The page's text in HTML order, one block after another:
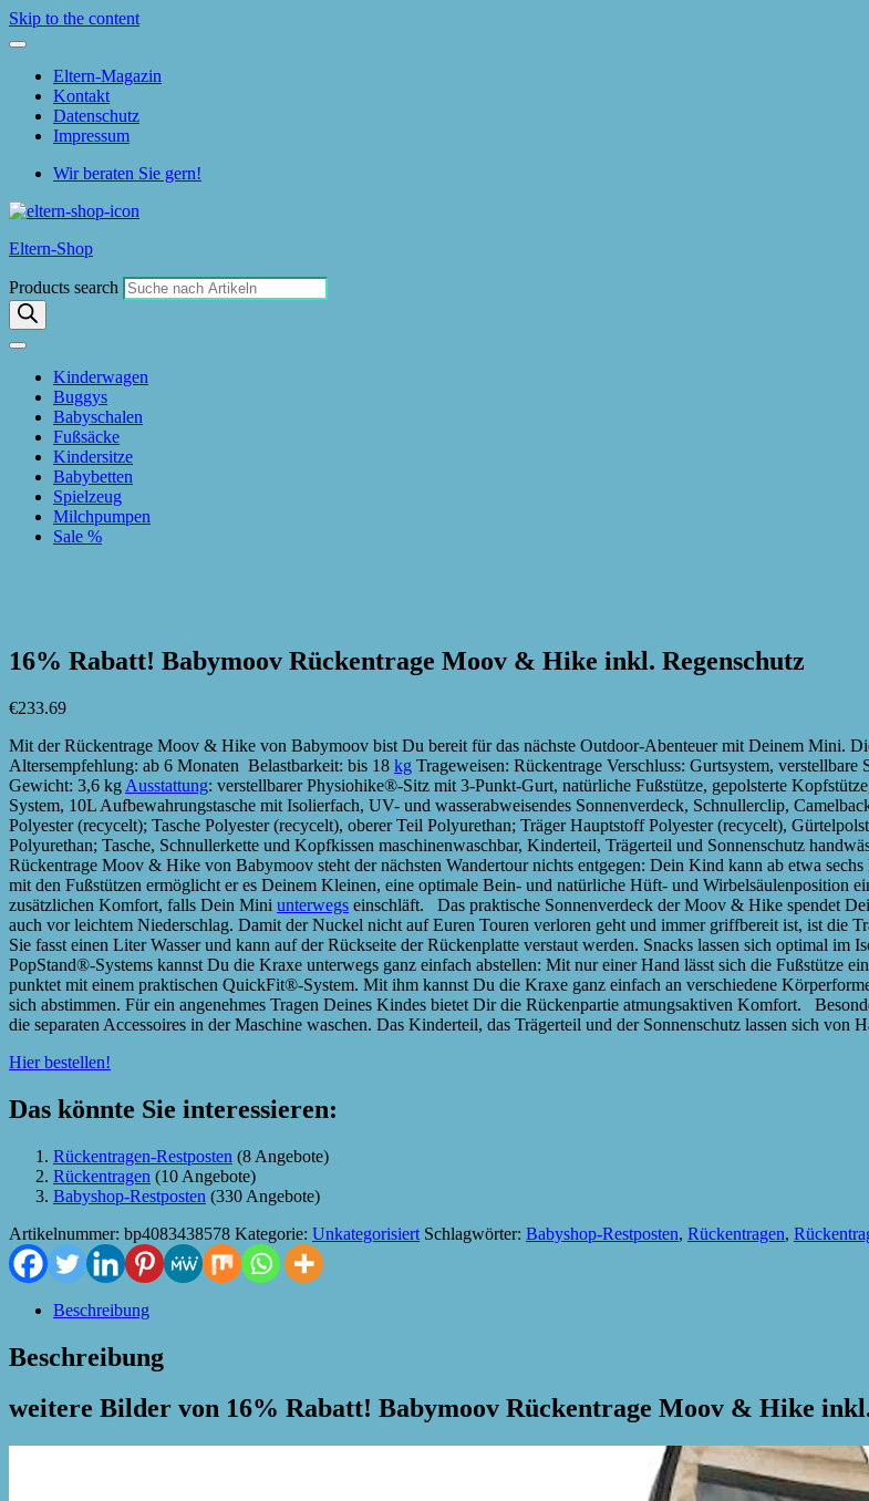
Skip to the content
Eltern-Magazin
Kontakt
Datenschutz
Impressum
Wir beraten Sie gern!
Eltern-Shop
Products search
Kinderwagen
Buggys
Babyschalen
Fußsäcke
Kindersitze
Babybetten
Spielzeug
Milchpumpen
Sale %
16% Rabatt! Babymoov Rückentrage Moov & Hike inkl. Regenschutz
€233.69
Mit der Rückentrage Moov & Hike von Babymoov bist Du bereit für das nächste Outdoor-Abenteuer mit Deinem Mini.
Altersempfehlung: ab 6 Monaten Belastbarkeit: bis 18 kg Trageweisen: Rückentrage Verschluss: Gurtsystem,
Gewicht: 3,6 kg Ausstattung: verstellbarer Physiohike®-Sitz mit 3-Punkt-Gurt, natürliche Fußstütze, gepolsterte
System, 10L Aufbewahrungstasche mit Isolierfach, UV- und wasserabweisendes Sonnenverdeck, Schnullerclip,
Polyester (recycelt); Tasche Polyester (recycelt), oberer Teil Polyurethan; Träger Hauptstoff Polyester (recycelt),
Polyurethan; Tasche, Schnullerkette und Kopfkissen maschinenwaschbar, Kinderteil, Trägerteil und Sonnenschutz
Rückentrage Moov & Hike von Babymoov steht der nächsten Wandertour nichts entgegen: Dein Kind kann ab etwa
mit den Fußstützen ermöglicht er es Deinem Kleinen, eine optimale Bein- und natürliche Hüft- und Wirbelsäulenposition
zusätzlichen Komfort, falls Dein Mini unterwegs einschläft. Das praktische Sonnenverdeck der Moov & Hike spendet
auch vor leichtem Niederschlag. Damit der Nuckel nicht auf Euren Touren verloren geht und immer griffbereit ist, ist die
Sie fasst einen Liter Wasser und kann auf der Rückseite der Rückenplatte verstaut werden. Snacks lassen sich optimal
PopStand®-Systems kannst Du die Kraxe unterwegs ganz einfach abstellen: Mit nur einer Hand lässt sich die
punktet mit einem praktischen QuickFit®-System. Mit ihm kannst Du die Kraxe ganz einfach an verschiedene
sich abstimmen. Für ein angenehmes Tragen Deines Kindes bietet Dir die Rückenpartie atmungsaktiven Komfort.
die separaten Accessoires in der Maschine waschen. Das Kinderteil, das Trägerteil und der Sonnenschutz lassen sich von
Hier bestellen!
Das könnte Sie interessieren:
Rückentragen-Restposten (8 Angebote)
Rückentragen (10 Angebote)
Babyshop-Restposten (330 Angebote)
Artikelnummer: bp4083438578 Kategorie: Unkategorisiert Schlagwörter: Babyshop-Restposten, Rückentragen,
Beschreibung
Beschreibung
weitere Bilder von 16% Rabatt! Babymoov Rückentrage Moov & Hike